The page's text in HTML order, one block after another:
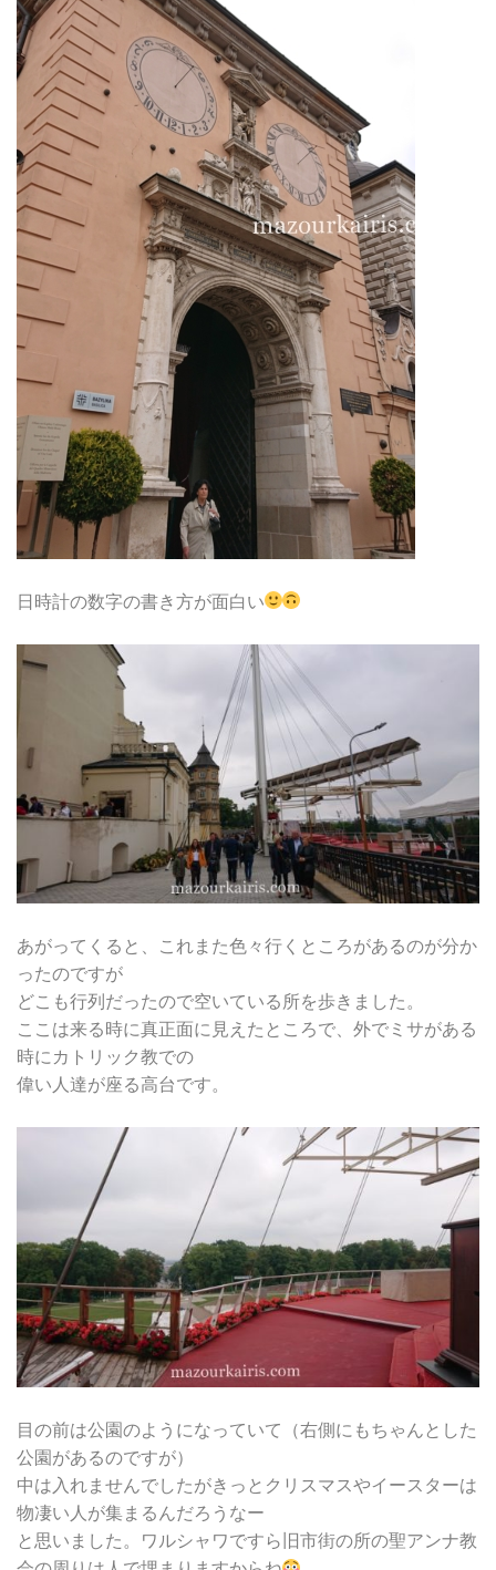
日時計の数字の書き方が面白い
あがってくると、これまた色々行くところがあるのが分か
ったのですが
どこも行列だったので空いている所を歩きました。
ここは来る時に真正面に見えたところで、外でミサがある
時にカトリック教での
偉い人達が座る高台です。
目の前は公園のようになっていて（右側にもちゃんとした
公園があるのですが）
中は入れませんでしたがきっとクリスマスやイースターは
物凄い人が集まるんだろうなー
と思いました。ワルシャワですら旧市街の所の聖アンナ教